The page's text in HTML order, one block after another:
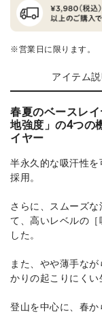
※営業日に限ります。
アイテム
春夏のベースレ
地強度」の4つの
イヤー
半永久的な吸汗性
採用。
さらに、スムーズ
て、高いレベルの
した。
また、やや薄手な
かりの起こりにくい
登山を中心に、春